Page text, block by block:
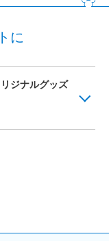
に
ジナルグッズ